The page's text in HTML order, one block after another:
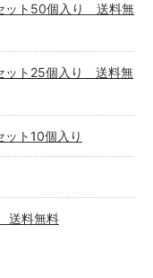
ット50個入り 送料無
ット25個入り 送料無
ト10個入り
送料無料